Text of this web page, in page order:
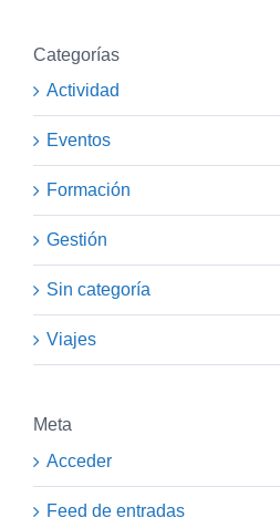
Categorías
Actividad
Eventos
Formación
Gestión
Sin categoría
Viajes
Meta
Acceder
Feed de entradas